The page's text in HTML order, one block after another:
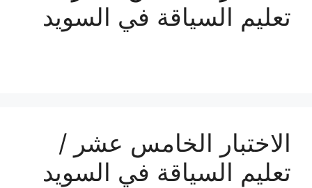
تعليم السياقة في السويد
الاختبار الخامس عشر /
تعليم السياقة في السويد